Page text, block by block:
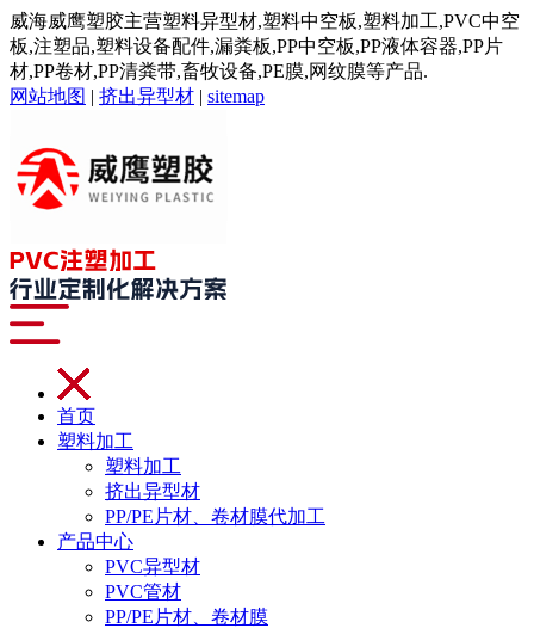
威海威鹰塑胶主营塑料异型材,塑料中空板,塑料加工,PVC中空
板,注塑品,塑料设备配件,漏粪板,PP中空板,PP液体容器,PP片
材,PP卷材,PP清粪带,畜牧设备,PE膜,网纹膜等产品.
网站地图 | 挤出异型材 | sitemap
首页
塑料加工
塑料加工
挤出异型材
PP/PE片材、卷材膜代加工
产品中心
PVC异型材
PVC管材
PP/PE片材、卷材膜